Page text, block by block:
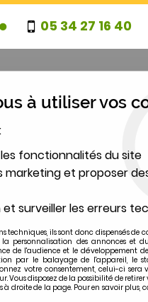
05 34 27 16 40
PROMOTIONS
2 MODÈLE
2000, 3000... 83981923
FORD-FORDSON
à utiliser vos
fonctionnalités du site
et proposer
surveiller les erreurs
techniques, ils sont donc dispensés de
personnalisation des annonces et
de l'audience et le développement
par le balayage de l'appareil, le
votre consentement, celui-ci sera
Vous disposez de la possibilité de
droite de la page. Pour en savoir plus,